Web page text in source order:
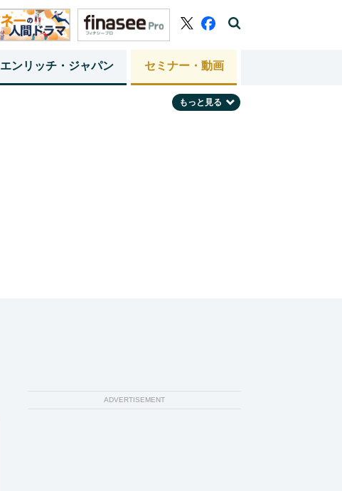
エンリッチ・ジャパン セミナー・動画
もっと見る
ADVERTISEMENT